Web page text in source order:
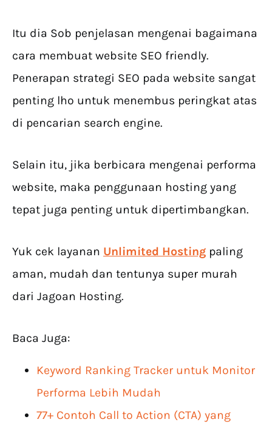
Itu dia Sob penjelasan mengenai bagaimana
cara membuat website SEO friendly.
Penerapan strategi SEO pada website sangat
penting lho untuk menembus peringkat atas
di pencarian search engine.
Selain itu, jika berbicara mengenai performa
website, maka penggunaan hosting yang
tepat juga penting untuk dipertimbangkan.
Yuk cek layanan Unlimited Hosting paling
aman, mudah dan tentunya super murah
dari Jagoan Hosting.
Baca Juga:
Keyword Ranking Tracker untuk Monitor
Performa Lebih Mudah
77+ Contoh Call to Action (CTA) yang